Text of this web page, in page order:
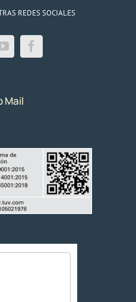
REDES SOCIALES
Mail